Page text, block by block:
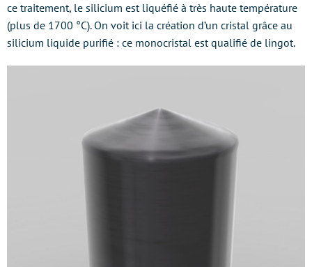
ce traitement, le silicium est liquéfié à très haute température
(plus de 1700 °C). On voit ici la création d’un cristal grâce au
silicium liquide purifié : ce monocristal est qualifié de lingot.